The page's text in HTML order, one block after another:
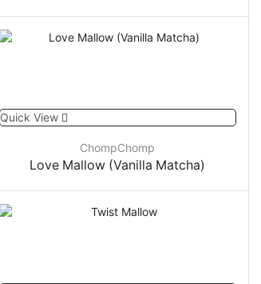
Quick View
ChompChomp
Love Mallow (Vanilla Matcha)